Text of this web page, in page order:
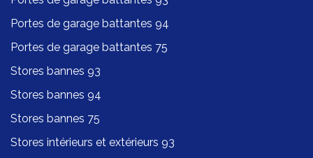
Portes de garage battantes 94
Portes de garage battantes 75
Stores bannes 93
Stores bannes 94
Stores bannes 75
Stores intérieurs et extérieurs 93